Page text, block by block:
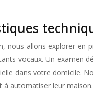
nous allons explorer en
vocaux. Un examen
dans votre domicile.
à automatiser leur maison.